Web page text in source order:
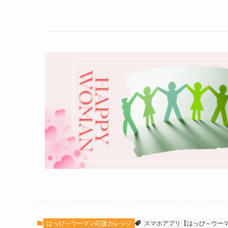
はっぴ～ウーマン応援カレッジ スマホアプリ【はっぴ～ウー